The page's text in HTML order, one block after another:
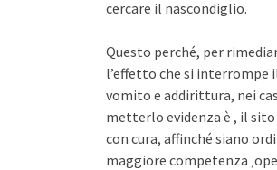
cercare il nascondiglio.
Questo perché, per
l’effetto che si interrompe
vomito e addirittura, nei
metterlo evidenza è , il sito
con cura, affinché siano
maggiore competenza